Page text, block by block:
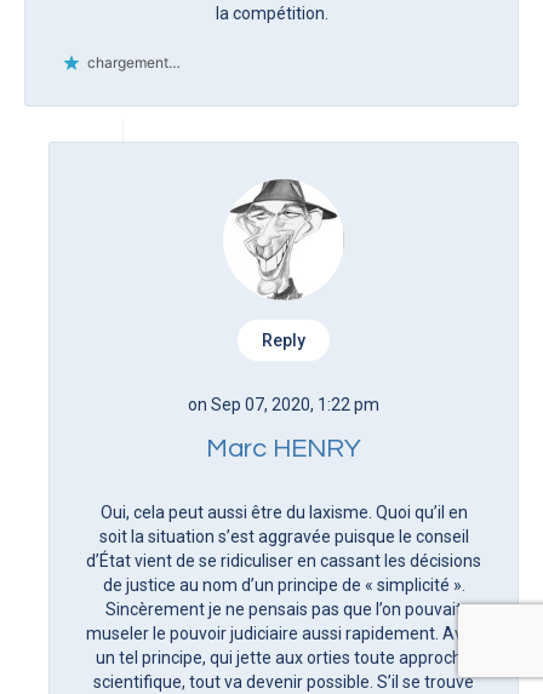
la compétition.
chargement…
Reply
on Sep 07, 2020, 1:22 pm
Marc HENRY
Oui, cela peut aussi être du laxisme. Quoi qu’il en
soit la situation s’est aggravée puisque le conseil
d’État vient de se ridiculiser en cassant les décisions
de justice au nom d’un principe de « simplicité ».
Sincèrement je ne pensais pas que l’on pouvait
museler le pouvoir judiciaire aussi rapidement. Avec
un tel principe, qui jette aux orties toute approche
scientifique, tout va devenir possible. S’il se trouve